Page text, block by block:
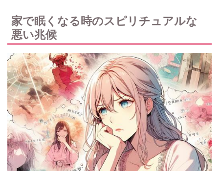
家で眠くなる時のスピリチュアルな
悪い兆候